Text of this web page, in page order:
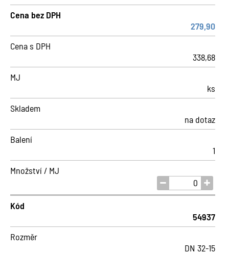
Cena bez DPH
279,90
Cena s DPH
338,68
MJ
ks
Skladem
na dotaz
Balení
1
Množství / MJ
Kód
54937
Rozměr
DN 32-15